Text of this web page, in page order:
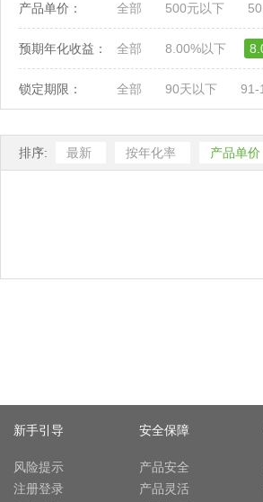
产品单价： 全部 500元以下
预期年化收益： 全部 8.00%以下
锁定期限： 全部 90天以下 91-
排序: 最新 按年化率 产品单价
新手引导
风险提示
注册登录
安全保障
产品安全
产品灵活